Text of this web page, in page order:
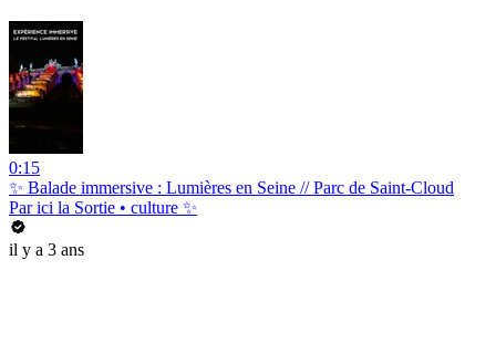
0:15
✨ Balade immersive : Lumières en Seine // Parc de Saint-Cloud
Par ici la Sortie • culture ✨
il y a 3 ans